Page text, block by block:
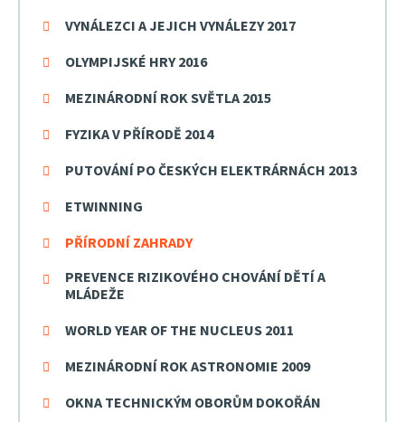
VYNÁLEZCI A JEJICH VYNÁLEZY 2017
OLYMPIJSKÉ HRY 2016
MEZINÁRODNÍ ROK SVĚTLA 2015
FYZIKA V PŘÍRODĚ 2014
PUTOVÁNÍ PO ČESKÝCH ELEKTRÁRNÁCH 2013
ETWINNING
PŘÍRODNÍ ZAHRADY
PREVENCE RIZIKOVÉHO CHOVÁNÍ DĚTÍ A
MLÁDEŽE
WORLD YEAR OF THE NUCLEUS 2011
MEZINÁRODNÍ ROK ASTRONOMIE 2009
OKNA TECHNICKÝM OBORŮM DOKOŘÁN